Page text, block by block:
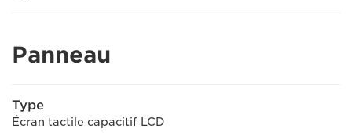
Panneau
Type
Écran tactile capacitif LCD